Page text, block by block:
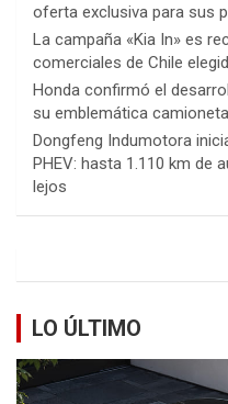
oferta exclusiva para sus
La campaña «Kia In» es
comerciales de Chile
Honda confirmó el
su emblemática
Dongfeng Indumotora
PHEV: hasta 1.110 km de
lejos
LO ÚLTIMO